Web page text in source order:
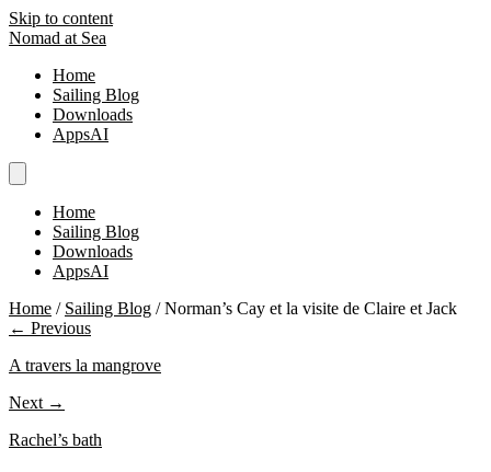
Skip to content
Nomad at Sea
Home
Sailing Blog
Downloads
AppsAI
Home
Sailing Blog
Downloads
AppsAI
Home / Sailing Blog / Norman’s Cay et la visite de Claire et Jack
← Previous
A travers la mangrove
Next →
Rachel’s bath